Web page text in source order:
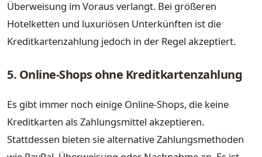
Überweisung im Voraus verlangt. Bei größeren
Hotelketten und luxuriösen Unterkünften ist die
Kreditkartenzahlung jedoch in der Regel akzeptiert.
5. Online-Shops ohne Kreditkartenzahlung
Es gibt immer noch einige Online-Shops, die keine
Kreditkarten als Zahlungsmittel akzeptieren.
Stattdessen bieten sie alternative Zahlungsmethoden